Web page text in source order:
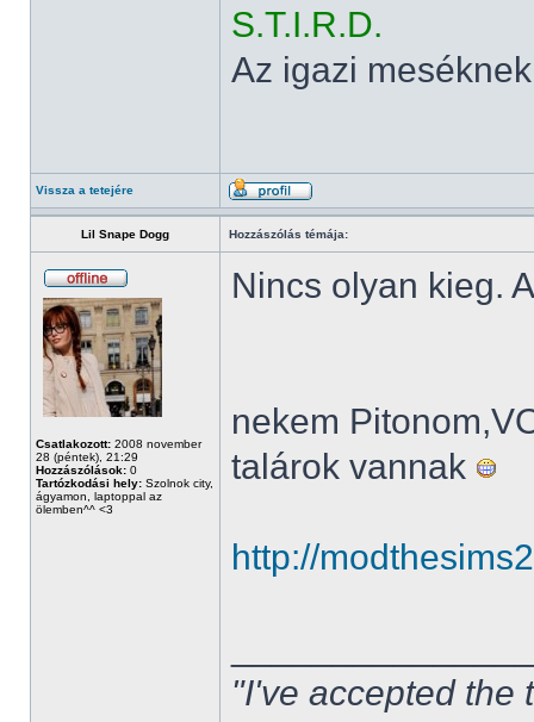
S.T.I.R.D.
Az igazi
Vissza a tetejére
Lil Snape Dogg Hozzászólás témája:
Csatlakozott: 2008 november
28 (péntek), 21:29
Hozzászólások: 0
Tartózkodási hely: Szolnok city,
ágyamon, laptoppal az
ölemben^^ <3
Nincs olyan kieg.
nekem
talárok vannak
http://
"I've accepted the